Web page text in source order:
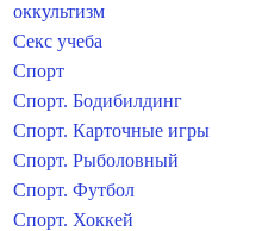
оккультизм
Секс учеба
Спорт
Спорт. Бодибилдинг
Спорт. Карточные игры
Спорт. Рыболовный
Спорт. Футбол
Спорт. Хоккей